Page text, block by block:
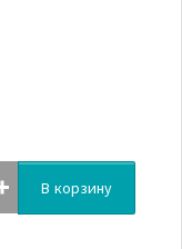
В корзину